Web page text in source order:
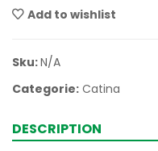
Add to wishlist
Sku:N/A
Categorie: Catina
DESCRIPTION